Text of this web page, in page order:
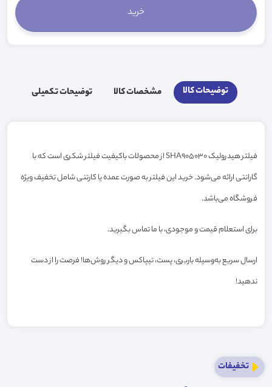
توضیحات کالا مشخصات کالا توضیحات تکمیلی
فیلتر هیدرولیک SHA905030 از محصولات باکیفیت فیلتر شکری است که با
گارانتی ارائه می‌شود. خرید این فیلتر به صورت عمده یا کارتنی شامل تخفیف ویژه
فروشگاه می‌باشد.
برای استعلام قیمت و موجودی، با ما تماس بگیرید.
ارسال سریع به‌وسیله باربری، پست، تیپاکس و دیگر روش‌ها! فرصت را از دست
ندهید!
تخفیفات